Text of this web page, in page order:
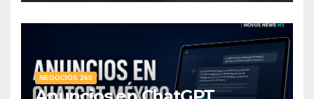
NEGOCIOS 360